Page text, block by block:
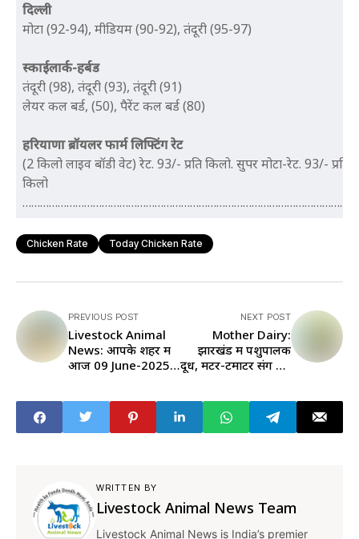
दिल्ली
मोटा (92-94), मीडियम (90-92), तंदूरी (95-97)
स्काईलार्क-हर्बड
तंदूरी (98), तंदूरी (93), तंदूरी (91)
लेयर कल बर्ड, (50), पैरेंट कल बर्ड (80)
हरियाणा ब्रॉयलर फार्म ​लिफ्टिंग रेट
(2 किलो लाइव बॉडी वेट) रेट. 93/- प्रति किलो. सुपर मोटा-रेट. 93/- प्रति
किलो
…………………………………………………………………………………………………
Chicken Rate Today Chicken Rate
PREVIOUS POST
Livestock Animal
News: आपके शहर में
आज 09 June-2025
NEXT POST
Mother Dairy:
झारखंड में पशुपालक
दूध, मटर-टमाटर संग बेच
WRITTEN BY
Livestock Animal News Team
Livestock Animal News is India’s premier